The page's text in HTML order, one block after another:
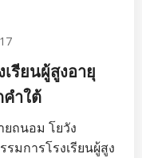
รียนผู้สูงอายุ
คำใต้
ถนอม โยวัง
มการโรงเรียนผู้สูง